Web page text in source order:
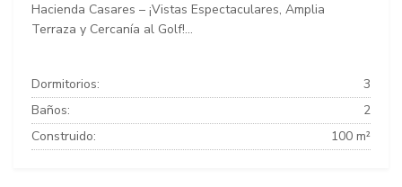
Hacienda Casares – ¡Vistas Espectaculares, Amplia
Terraza y Cercanía al Golf!...
Dormitorios:
3
Baños:
2
Construido:
100 m²